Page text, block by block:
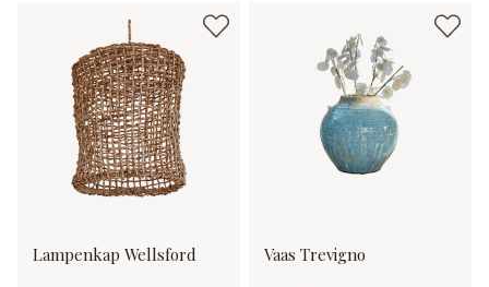
Lampenkap Wellsford Vaas Trevigno